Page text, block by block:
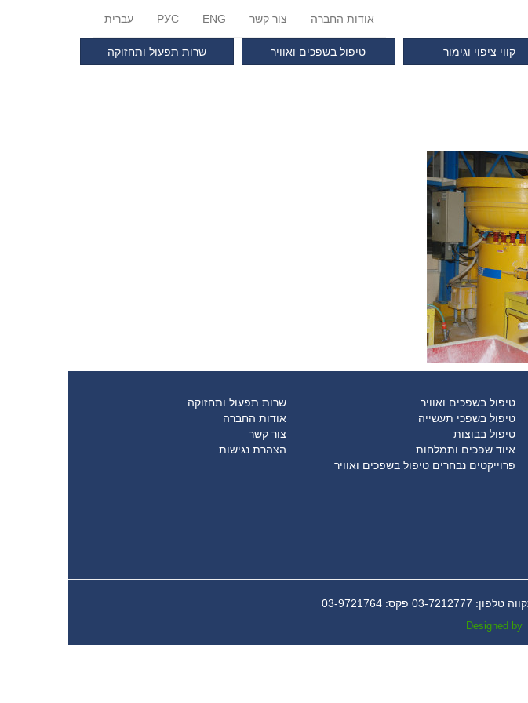
עברית РУС ENG צור קשר אודות החברה
שרות תפעול ותחזוקה טיפול בשפכים ואוויר קווי ציפוי וגימור
טיפול בשפכים ואוויר
טיפול בשפכי תעשייה
טיפול בבוצות
איוד שפכים ותמלחות
פרוייקטים נבחרים טיפול בשפכים ואוויר
שרות תפעול ותחזוקה
אודות החברה
צור קשר
הצהרת נגישות
Designed by